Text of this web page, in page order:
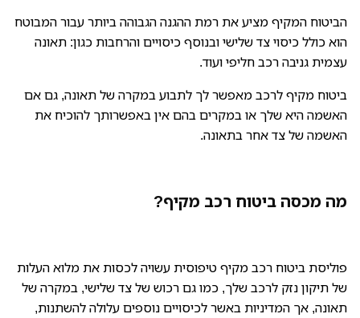
הביטוח המקיף מציע את רמת ההגנה הגבוהה ביותר עבור המבוטח
הוא כולל כיסוי צד שלישי ובנוסף כיסויים והרחבות כגון: תאונה
עצמית גניבה רכב חליפי ועוד.
ביטוח מקיף לרכב מאפשר לך לתבוע במקרה של תאונה, גם אם
האשמה היא שלך או במקרים בהם אין באפשרותך להוכיח את
האשמה של צד אחר בתאונה.
מה מכסה ביטוח רכב מקיף?
פוליסת ביטוח רכב מקיף טיפוסית עשויה לכסות את מלוא העלות
של תיקון נזק לרכב שלך, כמו גם רכוש של צד שלישי, במקרה של
תאונה, אך המדיניות באשר לכיסויים נוספים עלולה להשתנות,